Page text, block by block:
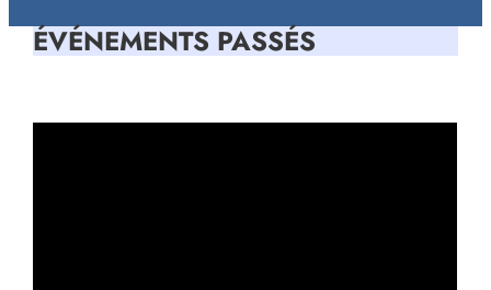
ÉVÉNEMENTS PASSÉS